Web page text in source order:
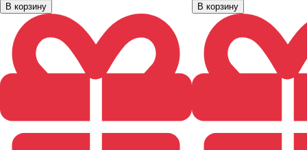
В корзину В корзину